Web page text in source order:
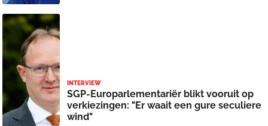
INTERVIEW
SGP-Europarlementariër blikt vooruit op
verkiezingen: "Er waait een gure seculiere
wind"